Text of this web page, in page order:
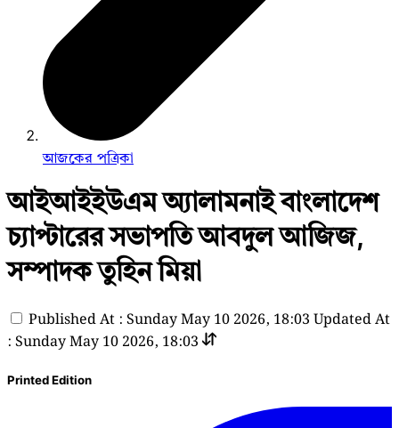
আজকের পত্রিকা
আইআইইউএম অ্যালামনাই বাংলাদেশ
চ্যাপ্টারের সভাপতি আবদুল আজিজ,
সম্পাদক তুহিন মিয়া
Published At : Sunday May 10 2026, 18:03 Updated At
: Sunday May 10 2026, 18:03
Printed Edition